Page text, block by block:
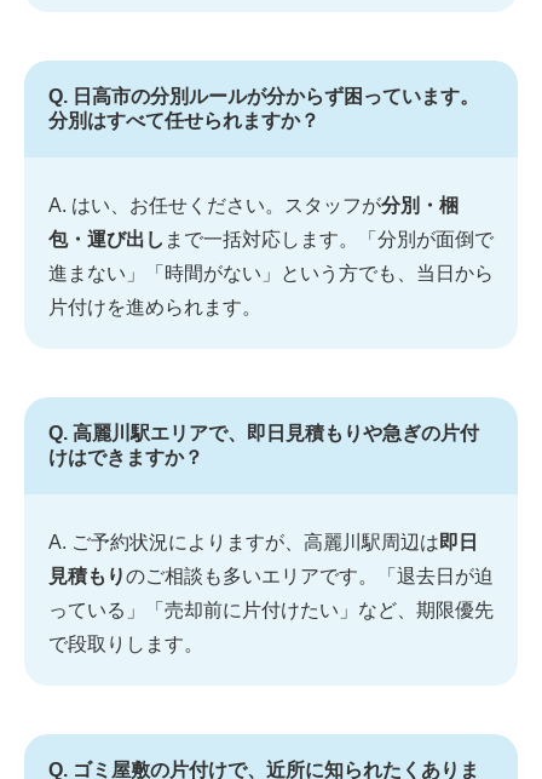
Q. 日高市の分別ルールが分からず困っています。
分別はすべて任せられますか？
A. はい、お任せください。スタッフが分別・梱
包・運び出し まで一括対応します。「分別が面倒で
進まない」「時間がない」という方でも、当日から
片付けを進められます。
Q. 高麗川駅エリアで、即日見積もりや急ぎの片付
けはできますか？
A. ご予約状況によりますが、高麗川駅周辺は 即日
見積もりのご相談も多いエリアです。「退去日が迫
っている」「売却前に片付けたい」など、期限優先
で段取りします。
Q. ゴミ屋敷の片付けで、近所に知られたくありま